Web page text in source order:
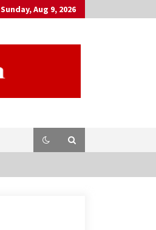
Sunday, Aug 9, 2026